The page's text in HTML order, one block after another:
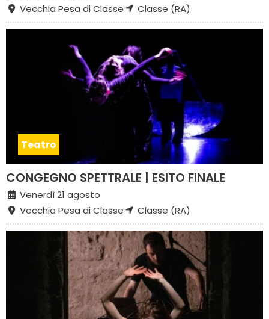
Vecchia Pesa di Classe
Classe (RA)
Teatro
CONGEGNO SPETTRALE | ESITO FINALE
Venerdì 21 agosto
Vecchia Pesa di Classe
Classe (RA)